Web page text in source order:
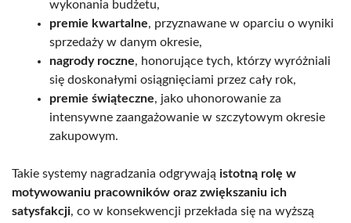
wykonania budżetu,
premie kwartalne, przyznawane w oparciu o wyniki
sprzedaży w danym okresie,
nagrody roczne, honorujące tych, którzy wyróżniali
się doskonałymi osiągnięciami przez cały rok,
premie świąteczne, jako uhonorowanie za
intensywne zaangażowanie w szczytowym okresie
zakupowym.
Takie systemy nagradzania odgrywają istotną rolę w
motywowaniu pracowników oraz zwiększaniu ich
satysfakcji, co w konsekwencji przekłada się na wyższą